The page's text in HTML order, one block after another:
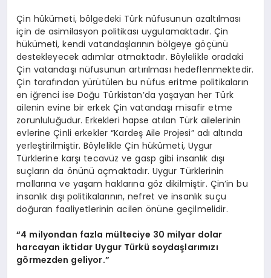
Çin hükümeti, bölgedeki Türk nüfusunun azaltılması
için de asimilasyon politikası uygulamaktadır. Çin
hükümeti, kendi vatandaşlarının bölgeye göçünü
destekleyecek adımlar atmaktadır. Böylelikle oradaki
Çin vatandaşı nüfusunun artırılması hedeflenmektedir.
Çin tarafından yürütülen bu nüfus eritme politikaların
en iğrenci ise Doğu Türkistan’da yaşayan her Türk
ailenin evine bir erkek Çin vatandaşı misafir etme
zorunluluğudur. Erkekleri hapse atılan Türk ailelerinin
evlerine Çinli erkekler “Kardeş Aile Projesi” adı altında
yerleştirilmiştir. Böylelikle Çin hükümeti, Uygur
Türklerine karşı tecavüz ve gasp gibi insanlık dışı
suçların da önünü açmaktadır. Uygur Türklerinin
mallarına ve yaşam haklarına göz dikilmiştir. Çin’in bu
insanlık dışı politikalarının, nefret ve insanlık suçu
doğuran faaliyetlerinin acilen önüne geçilmelidir.
“4 milyondan fazla mülteciye 30 milyar dolar
harcayan iktidar Uygur Türkü soydaşlarımızı
görmezden geliyor.”